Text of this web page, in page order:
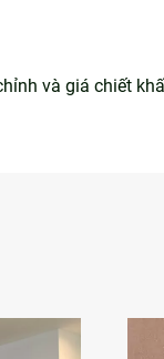
và giá chiết